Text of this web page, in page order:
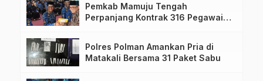
Pemkab Mamuju Tengah
Perpanjang Kontrak 316 Pegawai
Polres Polman Amankan Pria di
Matakali Bersama 31 Paket Sabu